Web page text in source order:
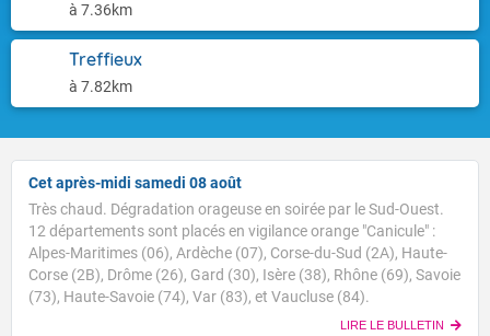
à 7.36km
Treffieux
à 7.82km
Cet après-midi samedi 08 août
Très chaud. Dégradation orageuse en soirée par le Sud-Ouest.
12 départements sont placés en vigilance orange "Canicule" :
Alpes-Maritimes (06), Ardèche (07), Corse-du-Sud (2A), Haute-
Corse (2B), Drôme (26), Gard (30), Isère (38), Rhône (69), Savoie
(73), Haute-Savoie (74), Var (83), et Vaucluse (84).
LIRE LE BULLETIN